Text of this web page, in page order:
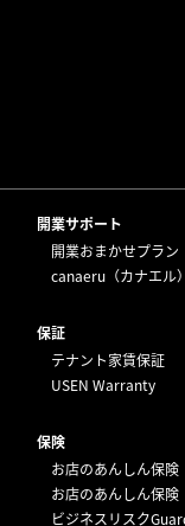
開業サポート
開業おまかせプラン
canaeru（カナエル
保証
テナント家賃保証
USEN Warranty
保険
お店のあんしん保険
お店のあんしん保
ビジネスリスク